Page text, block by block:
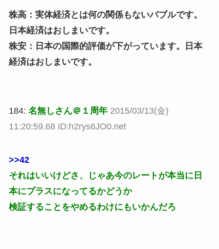
株高：実体経済とは何の関係もないバブルです。
日本経済はおしまいです。
株安：日本の国際的評価が下がっています。日本
経済はおしまいです。
184: 名無しさん＠１周年 2015/03/13(金)
11:20:59.68 ID:h2rys6JO0.net
>>42
それはいいけどさ、じゃあ今のレートが本当に日
本にプラスになってるかどうか
検証することをやめるわけにもいかんだろ